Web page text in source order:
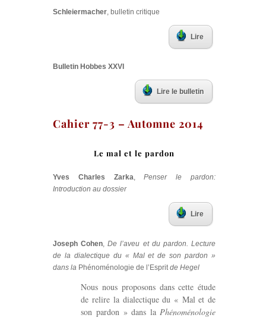
Schleiermacher, bulletin critique
Lire
Bulletin Hobbes XXVI
Lire le bulletin
Cahier 77-3 – Automne 2014
Le mal et le pardon
Yves Charles Zarka,Penser le pardon:
Introduction au dossier
Lire
Joseph Cohen, De l’aveu et du pardon. Lecture
de la dialectique du « Mal et de son pardon »
dans la Phénoménologie de l’Espritde Hegel
Nous nous proposons dans cette étude
de relire la dialectique du « Mal et de
son pardon » dans laPhénoménologie